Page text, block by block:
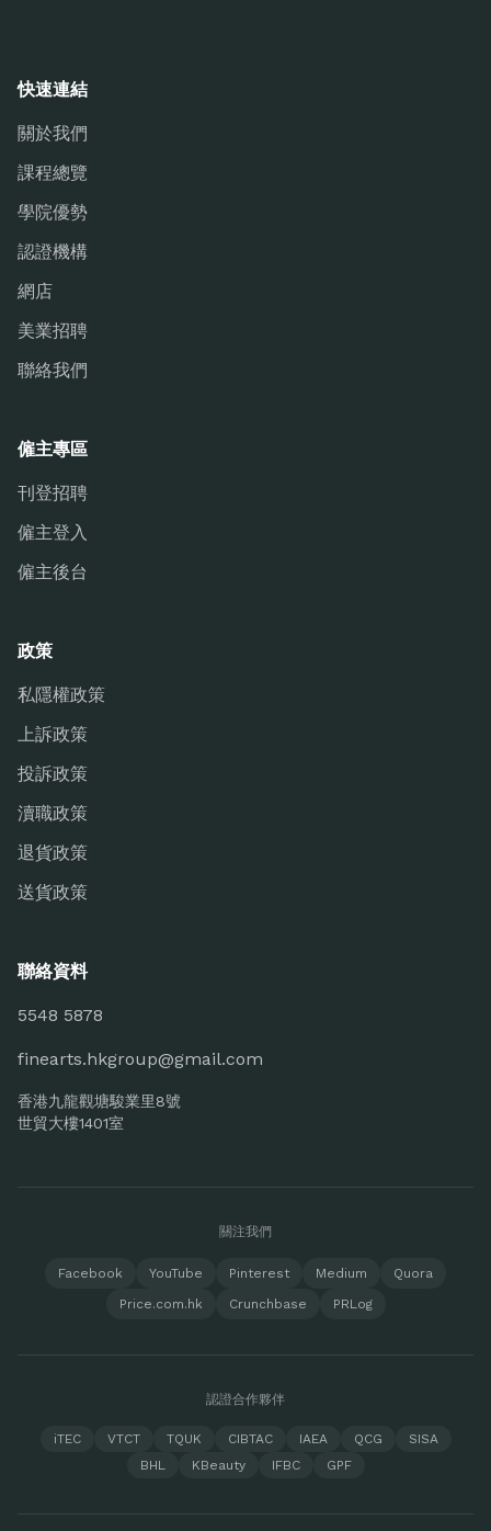
快速連結
關於我們
課程總覽
學院優勢
認證機構
網店
美業招聘
聯絡我們
僱主專區
刊登招聘
僱主登入
僱主後台
政策
私隱權政策
上訴政策
投訴政策
瀆職政策
退貨政策
送貨政策
聯絡資料
5548 5878
finearts.hkgroup@gmail.com
香港九龍觀塘駿業里8號
世貿大樓1401室
關注我們
Facebook YouTube Pinterest Medium
Quora
Price.com.hk
Crunchbase PRLog
認證合作夥伴
iTEC VTCT TQUK CIBTAC IAEA QCG
SISA
BHL
KBeauty IFBC GPF